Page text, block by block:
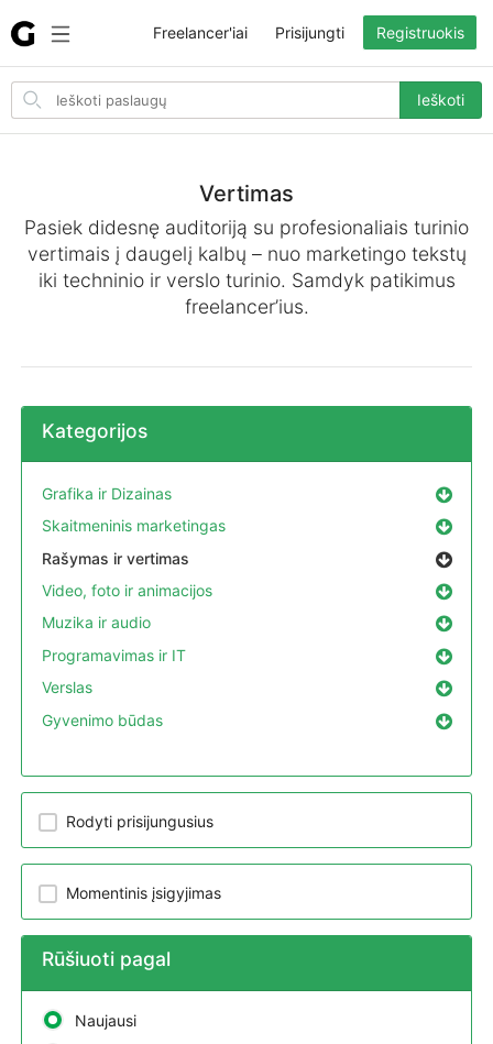
Search
items
Ieškoti
Freelancer'iai Prisijungti Registruokis
Vertimas
Pasiek didesnę auditoriją su profesionaliais turinio
vertimais į daugelį kalbų – nuo marketingo tekstų
iki techninio ir verslo turinio. Samdyk patikimus
freelancer’ius.
Kategorijos
Grafika ir Dizainas
Skaitmeninis marketingas
Rašymas ir vertimas
Video, foto ir animacijos
Muzika ir audio
Programavimas ir IT
Verslas
Gyvenimo būdas
Rodyti prisijungusius
Momentinis įsigyjimas
Rūšiuoti pagal
Naujausi